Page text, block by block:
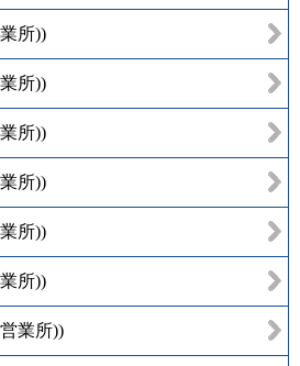
所))
所))
所))
所))
所))
所))
業所))